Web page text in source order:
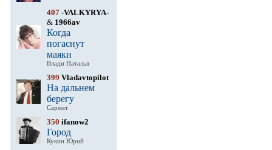
407 -VALKYRYA-
& 1966av
Когда
погаснут
маяки
Влади Наталья
399 Vladavtopilot
На дальнем
берегу
Сармат
350 ifanow2
Город
Кукин Юрий